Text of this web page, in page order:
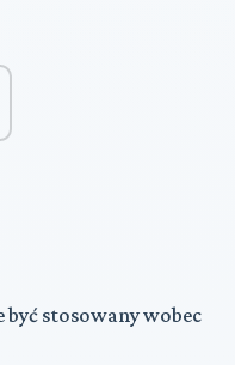
być stosowany wobec